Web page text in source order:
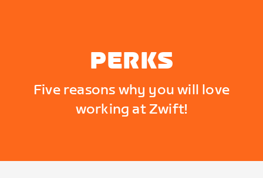
PERKS
Five reasons why you will love
working at Zwift!